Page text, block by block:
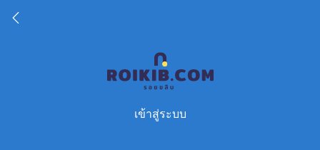
เข้าสู่ระบบ